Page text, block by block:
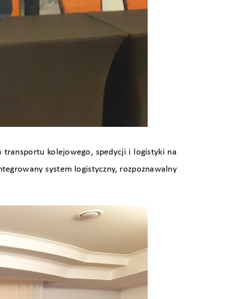
kolejowego, spedycji i logistyki na
system logistyczny, rozpoznawalny